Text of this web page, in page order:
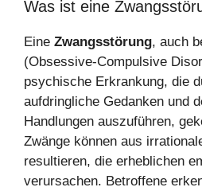
Was ist eine
Eine Zwangsstörung, auch
(Obsessive-Compulsive
psychische Erkrankung, die
aufdringliche Gedanken und
Handlungen auszuführen,
Zwänge können aus
resultieren, die erheblichen
verursachen. Betroffene